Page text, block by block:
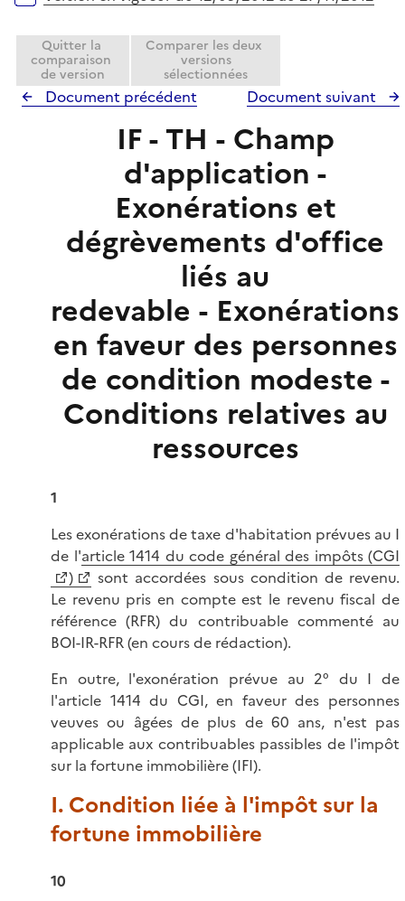
Quitter la
comparaison
de version
Comparer les deux
versions
sélectionnées
Document précédent Document suivant
IF - TH - Champ
d'application -
Exonérations et
dégrèvements d'office
liés au
redevable - Exonérations
en faveur des personnes
de condition modeste -
Conditions relatives au
ressources
1
Les exonérations de taxe d'habitation prévues au I
de l'article 1414 du code général des impôts (CGI
)
sont accordées sous condition de revenu.
Le revenu pris en compte est le revenu fiscal de
référence (RFR) du contribuable commenté au
BOI-IR-RFR (en cours de rédaction).
En outre, l'exonération prévue au 2° du I de
l'article 1414 du CGI, en faveur des personnes
veuves ou âgées de plus de 60 ans, n'est pas
applicable aux contribuables passibles de l'impôt
sur la fortune immobilière (IFI).
I. Condition liée à l'impôt sur la
fortune immobilière
10